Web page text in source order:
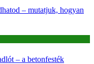
– mutatjuk, hogyan
– a betonfesték